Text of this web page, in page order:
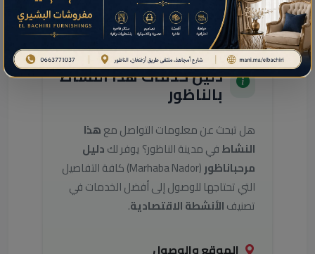
دليل خدمات هذا النشاط
بالناظور
هل تبحث عن معلومات التواصل معهذا
النشاطفي مدينة الناظور؟ يوفر لكدليل
مرحباناظور
(Marhaba Nador) كافة التفاصيل
التي تحتاجها للوصول إلى أفضل الخدمات في
تصنيفالأنشطة الاقتصادية.
الموقع والوصول